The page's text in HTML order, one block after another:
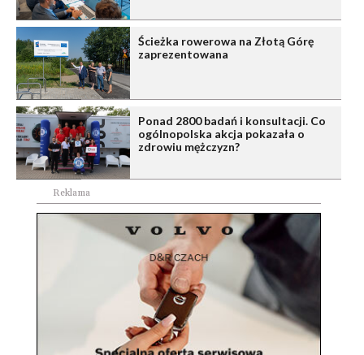
Ścieżka rowerowa na Złotą Górę
zaprezentowana
Ponad 2800 badań i konsultacji. Co
ogólnopolska akcja pokazała o
zdrowiu mężczyzn?
Reklama